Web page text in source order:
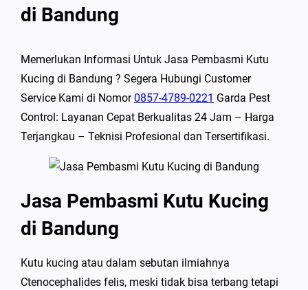
di Bandung
Memerlukan Informasi Untuk Jasa Pembasmi Kutu
Kucing di Bandung ? Segera Hubungi Customer
Service Kami di Nomor0857-4789-0221 Garda Pest
Control: Layanan Cepat Berkualitas 24 Jam – Harga
Terjangkau – Teknisi Profesional dan Tersertifikasi.
Jasa Pembasmi Kutu Kucing
di Bandung
Kutu kucing atau dalam sebutan ilmiahnya
Ctenocephalides felis, meski tidak bisa terbang tetapi